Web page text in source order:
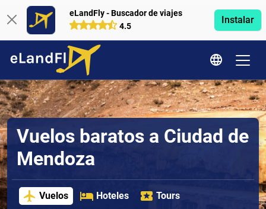
eLandFly - Buscador de viajes
4.5
Instalar
Vuelos baratos a Ciudad de
Mendoza
Vuelos Hoteles Tours